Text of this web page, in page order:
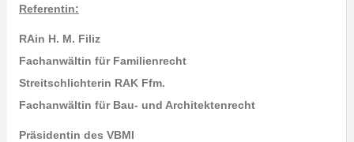
Referentin:
RAin H. M. Filiz
Fachanwältin für Familienrecht
Streitschlichterin RAK Ffm.
Fachanwältin für Bau- und Architektenrecht
Präsidentin des VBMI